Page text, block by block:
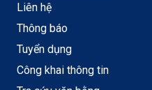
Liên hệ
Thông báo
Tuyển dụng
Công khai thông tin